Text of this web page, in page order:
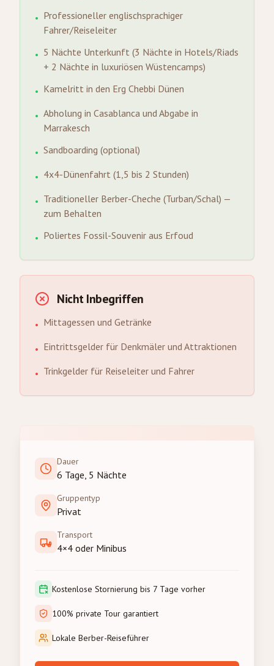
• Professioneller englischsprachiger
Fahrer/Reiseleiter
• 5 Nächte Unterkunft (3 Nächte in Hotels/Riads
+ 2 Nächte in luxuriösen Wüstencamps)
• Kamelritt in den Erg Chebbi Dünen
• Abholung in Casablanca und Abgabe in
Marrakesch
• Sandboarding (optional)
• 4x4-Dünenfahrt (1,5 bis 2 Stunden)
• Traditioneller Berber-Cheche (Turban/Schal) —
zum Behalten
• Poliertes Fossil-Souvenir aus Erfoud
Nicht Inbegriffen
• Mittagessen und Getränke
• Eintrittsgelder für Denkmäler und Attraktionen
• Trinkgelder für Reiseleiter und Fahrer
Dauer
6 Tage, 5 Nächte
Gruppentyp
Privat
Transport
4×4 oder Minibus
Kostenlose Stornierung bis 7 Tage vorher
100% private Tour garantiert
Lokale Berber-Reiseführer